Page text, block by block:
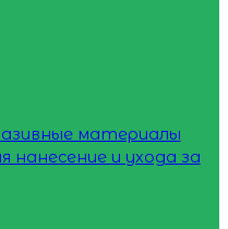
материалы
нанесение и ухода за